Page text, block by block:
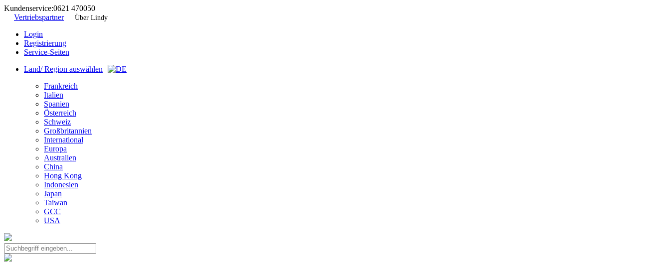
Kundenservice:0621 470050
Vertriebspartner
Über Lindy
Login
Registrierung
Service-Seiten
Land/ Region auswählen
Frankreich
Italien
Spanien
Österreich
Schweiz
Großbritannien
International
Europa
Australien
China
Hong Kong
Indonesien
Japan
Taiwan
GCC
USA